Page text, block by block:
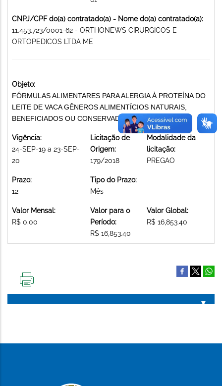
CNPJ/CPF do(a) contratado(a) - Nome do(a) contratado(a):
11.453.723/0001-62 - ORTHONEWS CIRURGICOS E
ORTOPEDICOS LTDA ME
Objeto:
FÓRMULAS ALIMENTARES PARA ALERGIA À PROTEÍNA DO
LEITE DE VACA GÊNEROS ALIMENTÍCIOS NATURAIS,
BENEFICIADOS OU CONSERVADOS
Vigência:
24-SEP-19 a 23-SEP-
20
Licitação de
Origem:
179/2018
Modalidade da
licitação:
PREGAO
Prazo:
12
Tipo do Prazo:
Mês
Valor Mensal:
R$ 0.00
Valor para o
Período:
R$ 16,853.40
Valor Global:
R$ 16,853.40
PÁGINA